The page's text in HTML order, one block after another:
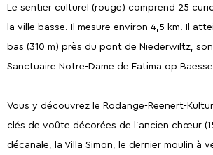
Le sentier culturel (rouge) comprend 25
la ville basse. Il mesure environ 4,5 km. Il
bas (310 m) près du pont de Niederwiltz,
Sanctuaire Notre-Dame de Fatima op
Vous y découvrez le Rodange-Reenert-
clés de voûte décorées de l’ancien chœur
décanale, la Villa Simon, le dernier moulin à